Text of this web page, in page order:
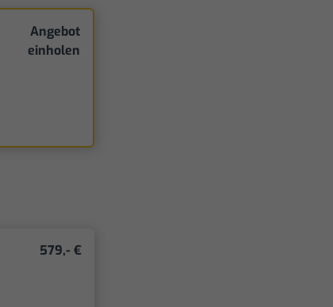
Angebot
einholen
579,- €